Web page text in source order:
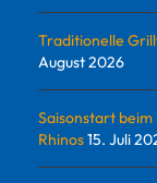
Traditionelle
August 2026
Saisonstart
Rhinos15. Juli